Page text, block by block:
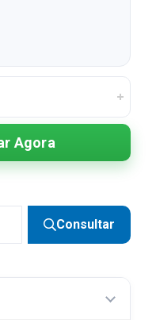
Agora
Consultar